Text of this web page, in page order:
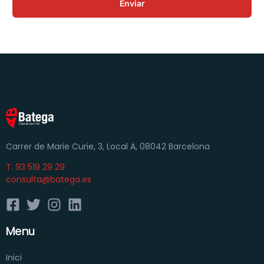
Carrer de Marie Curie, 3, Local A, 08042 Barcelona
T. 93 519 29 29
consulta@batega.es
Menu
Inici